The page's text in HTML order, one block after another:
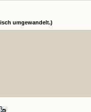
umgewandelt.)